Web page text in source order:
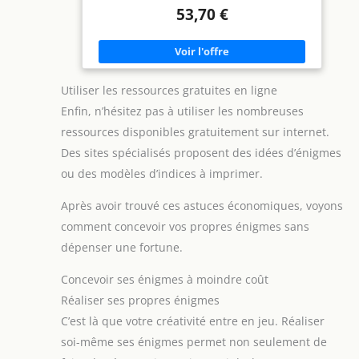
qui rend les paiements
contrôles d'identité plus
10 cm x 8 cm x 0,3 cm.
mesure manuelle. Porte-
cartes multifonction : ce
porte-cartes est à la fois
un organisateur pratique
et un accessoire élégant
et élégant. Son design
déplacements, le
shopping, les rendez-
vous galants et les courts
sophistication subtile à
facile aux cartes. Cadeau
parfait : ce porte-cartes
est un cadeau parfait
53,70 €
Utiliser les ressources gratuites en ligne
Enfin, n’hésitez pas à utiliser les nombreuses
ressources disponibles gratuitement sur internet.
Des sites spécialisés proposent des idées d’énigmes
ou des modèles d’indices à imprimer.
Après avoir trouvé ces astuces économiques, voyons
comment concevoir vos propres énigmes sans
dépenser une fortune.
Concevoir ses énigmes à moindre coût
Réaliser ses propres énigmes
C’est là que votre créativité entre en jeu. Réaliser
soi-même ses énigmes permet non seulement de